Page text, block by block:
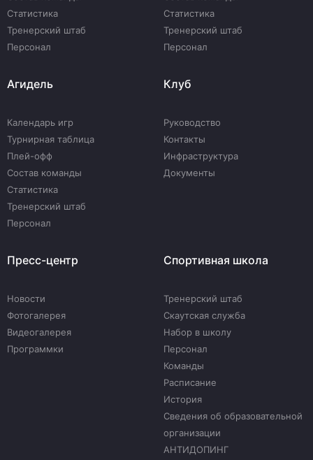
Статистика
Тренерский штаб
Персонал
Статистика
Тренерский штаб
Персонал
Агидель
Календарь игр
Турнирная таблица
Плей-офф
Состав команды
Статистика
Тренерский штаб
Персонал
Клуб
Руководство
Контакты
Инфраструктура
Документы
Пресс-центр
Новости
Фотогалерея
Видеогалерея
Программки
Спортивная школа
Тренерский штаб
Скаутская служба
Набор в школу
Персонал
Команды
Расписание
История
Сведения об образовательной
организации
АНТИДОПИНГ